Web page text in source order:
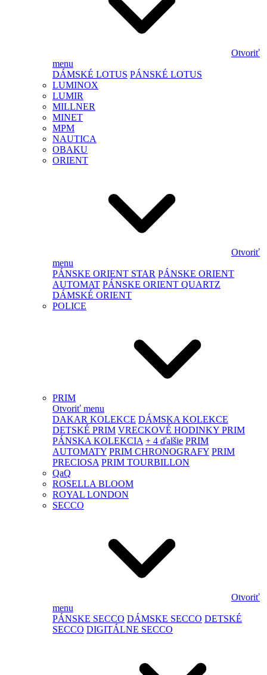
Otvoriť
menu
DÁMSKÉ LOTUS PÁNSKÉ LOTUS
LUMINOX
LUMIR
MILLNER
MINET
MPM
NAUTICA
OBAKU
ORIENT
Otvoriť
menu
PÁNSKE ORIENT STAR PÁNSKE ORIENT
AUTOMAT PÁNSKE ORIENT QUARTZ
DÁMSKÉ ORIENT
POLICE
PRIM
Otvoriť menu
DAKAR KOLEKCE DÁMSKA KOLEKCE
DETSKÉ PRIM VRECKOVÉ HODINKY PRIM
PÁNSKA KOLEKCIA + 4 ďalšie PRIM
AUTOMATY PRIM CHRONOGRAFY PRIM
PRECIOSA PRIM TOURBILLON
QaQ
ROSELLA BLOOM
ROYAL LONDON
SECCO
Otvoriť
menu
PÁNSKE SECCO DÁMSKE SECCO DETSKÉ
SECCO DIGITÁLNE SECCO